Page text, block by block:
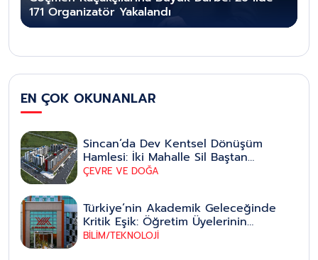
171 Organizatör Yakalandı
EN ÇOK OKUNANLAR
Sincan’da Dev Kentsel Dönüşüm
Hamlesi: İki Mahalle Sil Baştan
Yenileniyor
ÇEVRE VE DOĞA
Türkiye’nin Akademik Geleceğinde
Kritik Eşik: Öğretim Üyelerinin
Emeklilik Yaşı Düzenlemesi Yeni Bir
BİLİM/TEKNOLOJİ